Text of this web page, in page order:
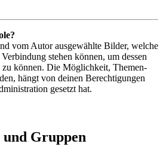
vom Autor ausgewählte Bilder, welche
stehen können, um dessen
zu können. Die Möglichkeit, Themen-
hängt von deinen Berechtigungen
gesetzt hat.
Gruppen